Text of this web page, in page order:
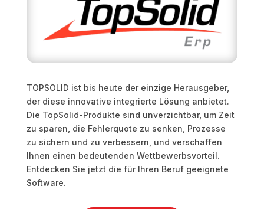
TOPSOLID ist bis heute der einzige Herausgeber,
der diese innovative integrierte Lösung anbietet.
Die TopSolid-Produkte sind unverzichtbar, um Zeit
zu sparen, die Fehlerquote zu senken, Prozesse
zu sichern und zu verbessern, und verschaffen
Ihnen einen bedeutenden Wettbewerbsvorteil.
Entdecken Sie jetzt die für Ihren Beruf geeignete
Software.